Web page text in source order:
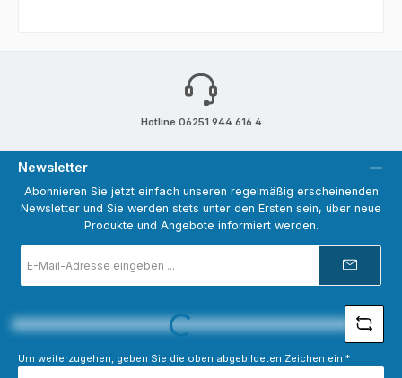
Hotline 06251 944 616 4
Newsletter
Abonnieren Sie jetzt einfach unseren regelmäßig erscheinenden
Newsletter und Sie werden stets unter den Ersten sein, über neue
Produkte und Angebote informiert werden.
Mail-
Adresse
Loading...
Um weiterzugehen, geben Sie die oben abgebildeten Zeichen ein *